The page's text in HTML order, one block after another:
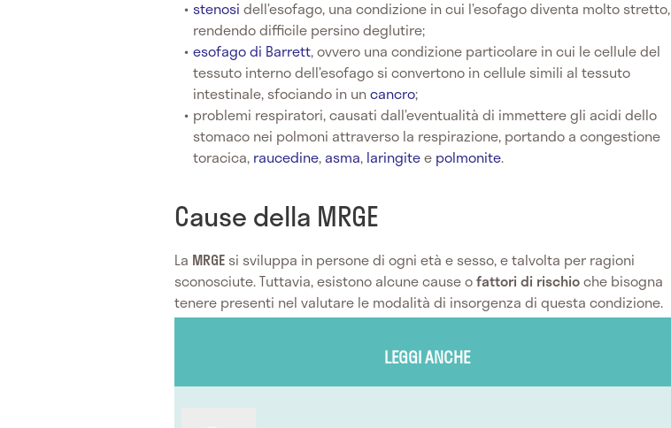
stenosidell’esofago, una condizione in cui l’esofago diventa molto stretto,
rendendo difficile persino deglutire;
esofago di Barrett, ovvero una condizione particolare in cui le cellule del
tessuto interno dell’esofago si convertono in cellule simili al tessuto
intestinale, sfociando in uncancro;
problemi respiratori, causati dall’eventualità di immettere gli acidi dello
stomaco nei polmoni attraverso la respirazione, portando a congestione
toracica, raucedine,asma, laringitee polmonite.
Cause della MRGE
La MRGE si sviluppa in persone di ogni età e sesso, e talvolta per ragioni
sconosciute. Tuttavia, esistono alcune cause ofattori di rischioche bisogna
tenere presenti nel valutare le modalità di insorgenza di questa condizione.
LEGGI ANCHE